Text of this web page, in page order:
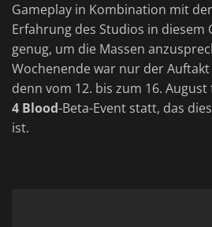
Gameplay in Kombination mit
Erfahrung des Studios in diesem
genug, um die Massen
Wochenende war nur der
denn vom 12. bis zum 16.
4 Blood-Beta-Event statt, das
ist.